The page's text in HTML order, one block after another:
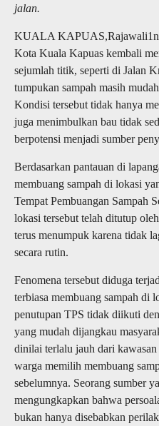
jalan.
KUALA
Kota Kuala Kapuas kembali
sejumlah titik, seperti di Jalan
tumpukan sampah masih
Kondisi tersebut tidak hanya
juga menimbulkan bau tidak
berpotensi menjadi sumber
Berdasarkan pantauan di
membuang sampah di lokasi
Tempat Pembuangan Sampah
lokasi tersebut telah ditutup
terus menumpuk karena tidak
secara rutin.
Fenomena tersebut diduga
terbiasa membuang sampah di
penutupan TPS tidak diikuti
yang mudah dijangkau
dinilai terlalu jauh dari
warga memilih membuang
sebelumnya. Seorang sumber
mengungkapkan bahwa
bukan hanya disebabkan